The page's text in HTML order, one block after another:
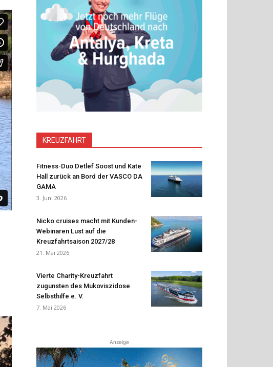
KREUZFAHRT
Fitness-Duo Detlef Soost und Kate
Hall zurück an Bord der VASCO DA
GAMA
3. Juni 2026
Nicko cruises macht mit Kunden-
Webinaren Lust auf die
Kreuzfahrtsaison 2027/28
21. Mai 2026
Vierte Charity-Kreuzfahrt
zugunsten des Mukoviszidose
Selbsthilfe e. V.
7. Mai 2026
Anzeige